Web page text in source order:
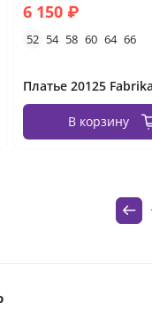
6 150 ₽
52 54 58 60 64 66
Платье 20125 Fabrika
В корзину